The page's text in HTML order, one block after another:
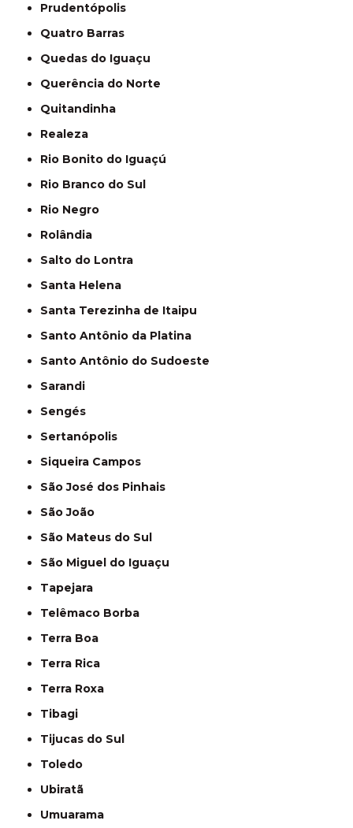
Prudentópolis
Quatro Barras
Quedas do Iguaçu
Querência do Norte
Quitandinha
Realeza
Rio Bonito do Iguaçú
Rio Branco do Sul
Rio Negro
Rolândia
Salto do Lontra
Santa Helena
Santa Terezinha de Itaipu
Santo Antônio da Platina
Santo Antônio do Sudoeste
Sarandi
Sengés
Sertanópolis
Siqueira Campos
São José dos Pinhais
São João
São Mateus do Sul
São Miguel do Iguaçu
Tapejara
Telêmaco Borba
Terra Boa
Terra Rica
Terra Roxa
Tibagi
Tijucas do Sul
Toledo
Ubiratã
Umuarama